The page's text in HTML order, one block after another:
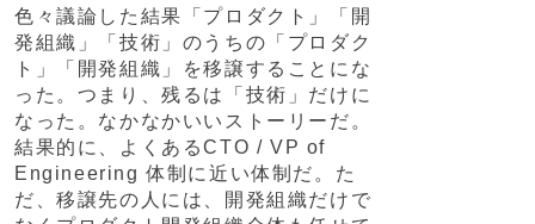
色々議論した結果「プロダクト」「開
発組織」「技術」のうちの「プロダク
ト」「開発組織」を移譲することにな
った。つまり、残るは「技術」だけに
なった。なかなかいいストーリーだ。
結果的に、よくあるCTO / VP of
Engineering 体制に近い体制だ。た
だ、移譲先の人には、開発組織だけで